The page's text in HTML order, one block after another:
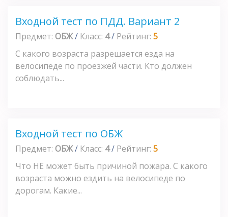
Входной тест по ПДД. Вариант 2
Предмет: ОБЖ/ Класс: 4/ Рейтинг: 5
С какого возраста разрешается езда на
велосипеде по проезжей части. Кто должен
соблюдать...
Входной тест по ОБЖ
Предмет: ОБЖ/ Класс: 4/ Рейтинг: 5
Что НЕ может быть причиной пожара. С какого
возраста можно ездить на велосипеде по
дорогам. Какие...